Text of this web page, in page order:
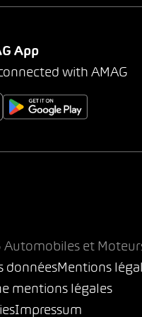
App
with AMAG
Automobiles et
donnéesMentions
mentions légales
Impressum